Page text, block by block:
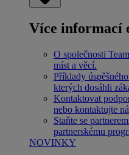
Více informací
O společnosti
míst a věcí.
Příklady
kterých dosáhli
Kontaktovat
nebo kontaktujte
Staňte se partnerem
partnerskému
NOVINKY